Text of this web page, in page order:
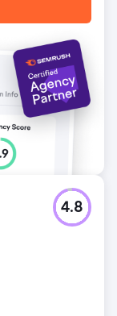
4.8